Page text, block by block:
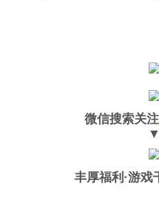
微信搜索关注
▼
丰厚福利 ·游戏